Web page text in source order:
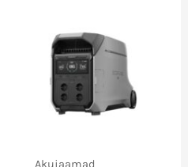
Akujaamad